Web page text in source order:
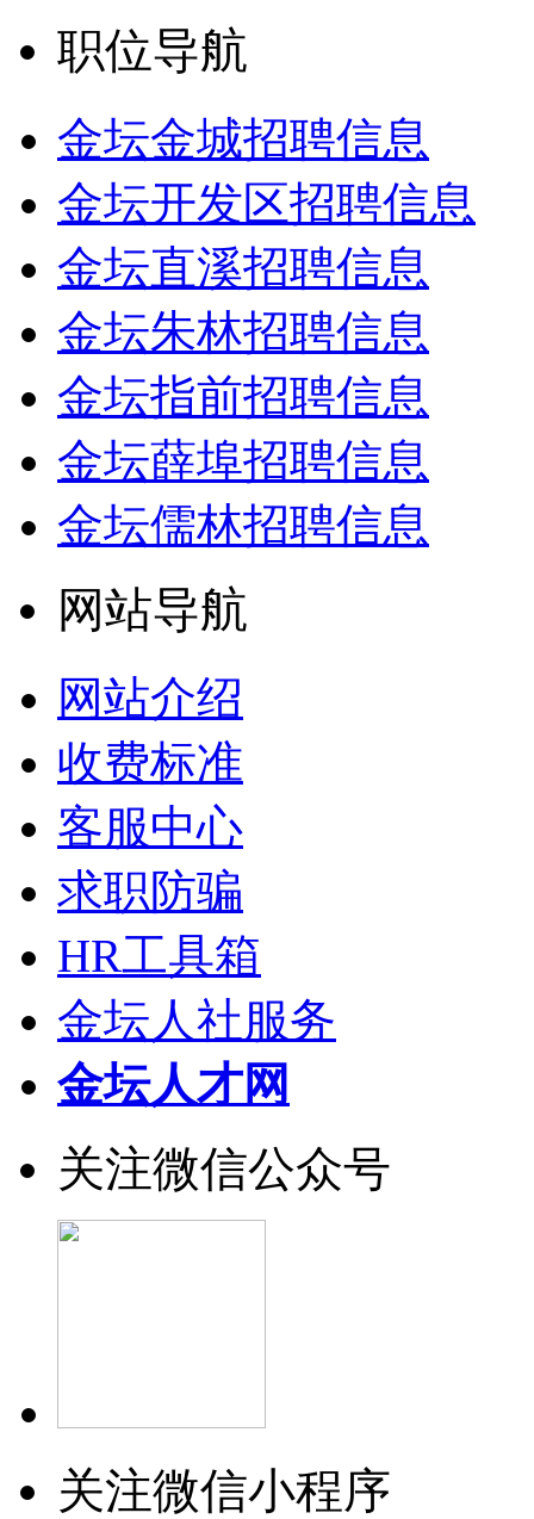
职位导航
金坛金城招聘信息
金坛开发区招聘信息
金坛直溪招聘信息
金坛朱林招聘信息
金坛指前招聘信息
金坛薛埠招聘信息
金坛儒林招聘信息
网站导航
网站介绍
收费标准
客服中心
求职防骗
HR工具箱
金坛人社服务
金坛人才网
关注微信公众号
关注微信小程序